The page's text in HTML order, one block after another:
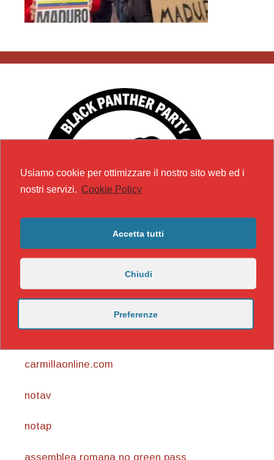
https://nicomaccentelli.substack.com/
carmillaonline.com
notav
notap
assemblea romana no green pass
Usiamo cookie per ottimizzare il nostro sito web ed i
nostri servizi. Cookie Policy
Accetta tutti
Chiudi
Preferenze